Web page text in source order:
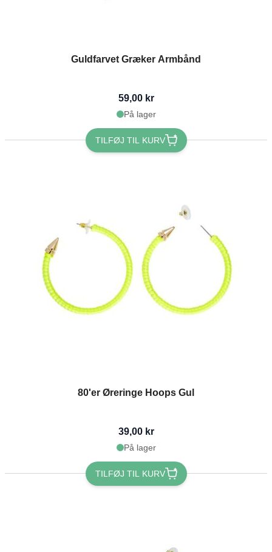
Guldfarvet Græker Armbånd
59,00 kr
På lager
TILFØJ TIL KURV
80'er Øreringe Hoops Gul
39,00 kr
På lager
TILFØJ TIL KURV